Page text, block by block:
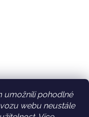
umožnili pohodlné
webu neustále
slevy